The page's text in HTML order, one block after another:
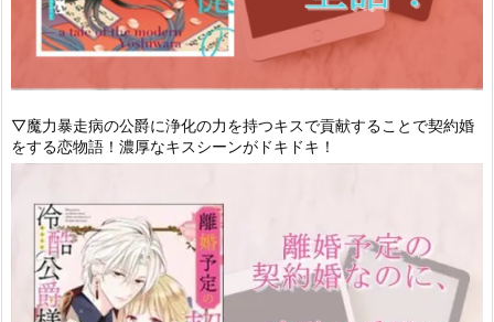
▽魔力暴走病の公爵に浄化の力を持つキスで貢献することで契約婚
をする恋物語！濃厚なキスシーンがドキドキ！